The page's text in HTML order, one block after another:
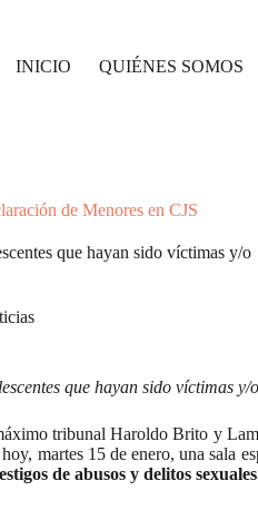
INICIO
QUIÉNES SOMOS
de Menores en CJS
que hayan sido víctimas y/o
que hayan sido víctimas y/
tribunal Haroldo Brito y
martes 15 de enero, una sala
de abusos y delitos